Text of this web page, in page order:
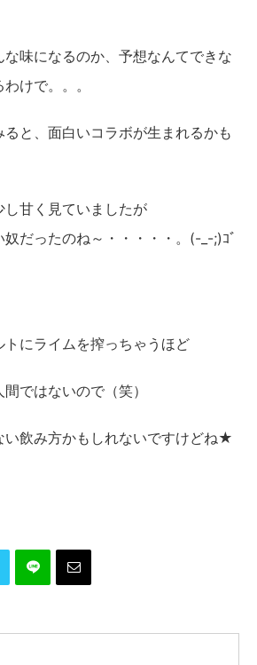
味になるのか、予想なんてできな
けで。。。
と、面白いコラボが生まれるかも
甘く見ていましたが
だったのね～・・・・・。(-_-;)ｺﾞ
にライムを搾っちゃうほど
ではないので（笑）
い飲み方かもしれないですけどね★